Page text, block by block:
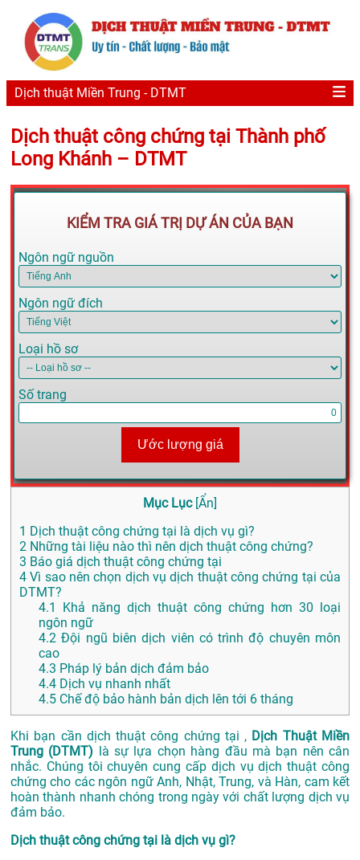
Dịch thuật Miền Trung - DTMT
Dịch thuật công chứng tại Thành phố
Long Khánh – DTMT
KIỂM TRA GIÁ TRỊ DỰ ÁN CỦA BẠN
Ngôn ngữ nguồn
Ngôn ngữ đích
Loại hồ sơ
Số trang
Ước lượng giá
Mục Lục [Ẩn]
1 Dịch thuật công chứng tại là dịch vụ gì?
2 Những tài liệu nào thì nên dịch thuật công chứng?
3 Báo giá dịch thuật công chứng tại
4 Vì sao nên chọn dịch vụ dịch thuật công chứng tại của
DTMT?
4.1
Khả năng dịch thuật công chứng hơn 30 loại
ngôn ngữ
4.2 Đội ngũ biên dịch viên có trình độ chuyên môn
cao
4.3 Pháp lý bản dịch đảm bảo
4.4 Dịch vụ nhanh nhất
4.5 Chế độ bảo hành bản dịch lên tới 6 tháng
Khi bạn cần dịch thuật công chứng tại , Dịch Thuật Miền
Trung (DTMT) là sự lựa chọn hàng đầu mà bạn nên cân
nhắc. Chúng tôi chuyên cung cấp dịch vụ dịch thuật công
chứng cho các ngôn ngữ Anh, Nhật, Trung, và Hàn, cam kết
hoàn thành nhanh chóng trong ngày với chất lượng dịch vụ
đảm bảo.
Dịch thuật công chứng tại là dịch vụ gì?